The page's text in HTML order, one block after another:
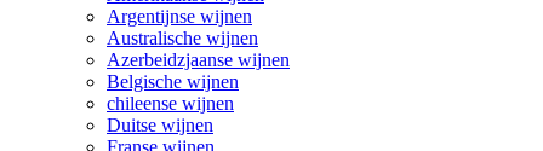
Argentijnse wijnen
Australische wijnen
Azerbeidzjaanse wijnen
Belgische wijnen
chileense wijnen
Duitse wijnen
Franse wijnen